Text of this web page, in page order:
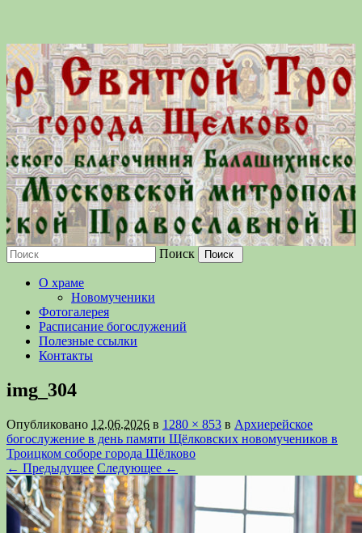
Православной Церкви
Поиск
О храме
Новомученики
Фотогалерея
Расписание богослужений
Полезные ссылки
Контакты
img_304
Опубликовано 12.06.2026 в 1280 × 853 в Архиерейское
богослужение в день памяти Щёлковских новомучеников в
Троицком соборе города Щёлково
← Предыдущее Следующее ←